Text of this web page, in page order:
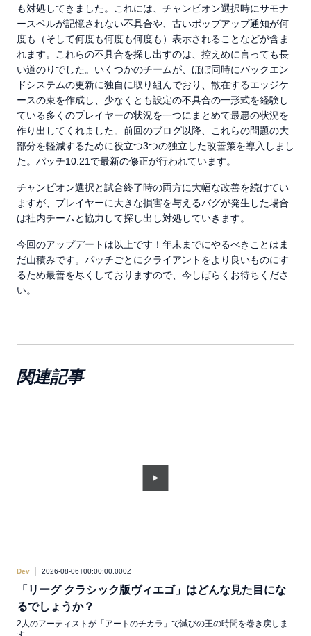
も対処してきました。これには、チャンピオン選択時にサモナ
ースペルが記憶されない不具合や、古いポップアップ通知が何
度も（そして何度も何度も何度も）表示されることなどが含ま
れます。これらの不具合を探し出すのは、控えめに言っても長
い道のりでした。いくつかのチームが、ほぼ同時にバックエン
ドシステムの更新に独自に取り組んでおり、散在するエッジケ
ースの束を作成し、少なくとも設定の不具合の一形式を経験し
ている多くのプレイヤーの状況を一つにまとめて最悪の状況を
作り出してくれました。前回のブログ以降、これらの問題の大
部分を軽減するために役立つ3つの独立した改善策を導入しまし
た。パッチ10.21で最新の修正が行われています。
チャンピオン選択と試合終了時の両方に大幅な改善を続けてい
ますが、プレイヤーに大きな損害を与えるバグが発生した場合
は社内チームと協力して探し出し対処していきます。
今回のアップデートは以上です！年末までにやるべきことはま
だ山積みです。パッチごとにクライアントをより良いものにす
るため最善を尽くしておりますので、今しばらくお待ちくださ
い。
関連記事
Dev 2026-08-06T00:00:00.000Z
「リーグ クラシック版ヴィエゴ」はどんな見た目にな
るでしょうか？
2人のアーティストが「アートのチカラ」で滅びの王の時間を巻き戻しま